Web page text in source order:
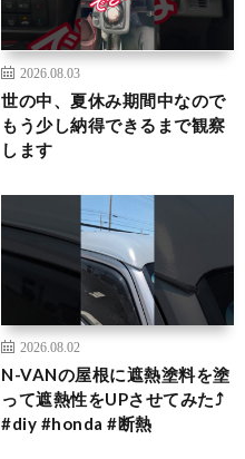
2026.08.03
世の中、夏休み期間中なので
もう少し納得できるまで観察
します
2026.08.02
N-VANの屋根に遮熱塗料を塗
って遮熱性をUPさせてみた⤴️
#diy #honda #断熱